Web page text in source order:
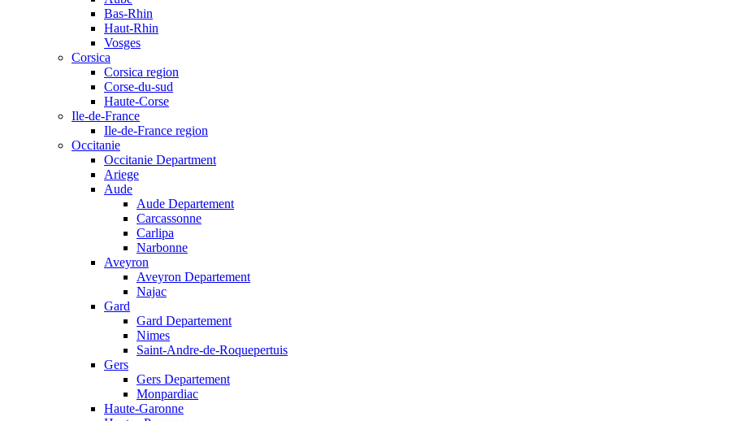
Bas-Rhin
Haut-Rhin
Vosges
Corsica
Corsica region
Corse-du-sud
Haute-Corse
Ile-de-France
Ile-de-France region
Occitanie
Occitanie Department
Ariege
Aude
Aude Departement
Carcassonne
Carlipa
Narbonne
Aveyron
Aveyron Departement
Najac
Gard
Gard Departement
Nimes
Saint-Andre-de-Roquepertuis
Gers
Gers Departement
Monpardiac
Haute-Garonne